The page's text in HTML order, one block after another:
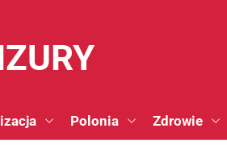
Polonia Zdrowie